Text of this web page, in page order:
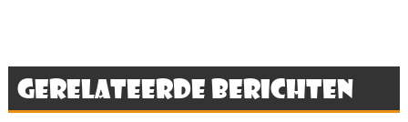
Gerelateerde berichten